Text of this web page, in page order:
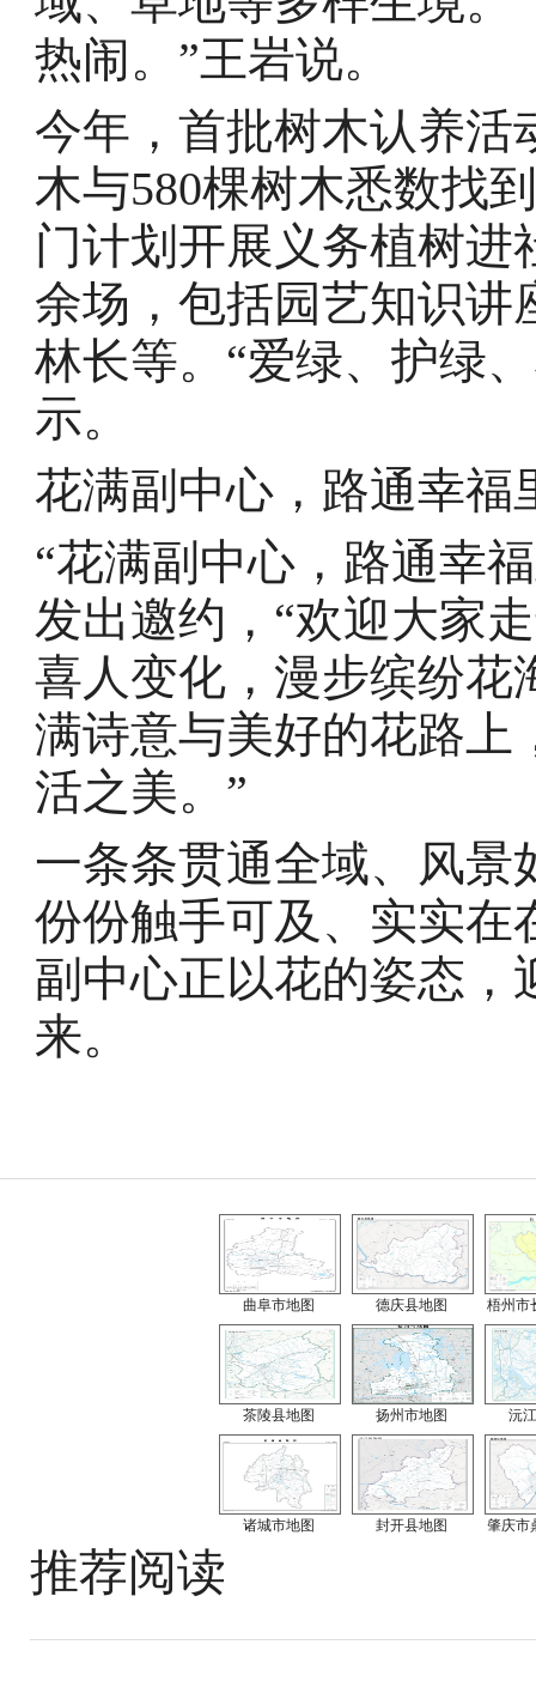
热闹。”王岩说。
今年，首批树木认养活
木与580棵树木悉数找
门计划开展义务植树进
余场，包括园艺知识讲
林长等。“爱绿、护绿
示。
花满副中心，路通幸福
“花满副中心，路通幸
发出邀约，“欢迎大家
喜人变化，漫步缤纷花
满诗意与美好的花路上
活之美。”
一条条贯通全域、风景
份份触手可及、实实在
副中心正以花的姿态，
来。
曲阜市地图 德庆县地图 梧州市
茶陵县地图 扬州市地图 沅
诸城市地图 封开县地图 肇庆市
推荐阅读